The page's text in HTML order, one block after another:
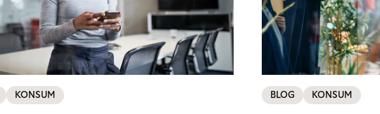
KONSUM BLOG KONSUM